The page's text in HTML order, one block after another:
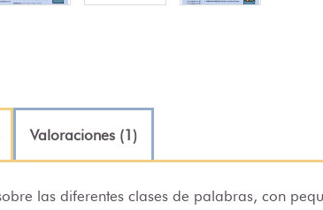
Valoraciones (1)
las diferentes clases de palabras, con